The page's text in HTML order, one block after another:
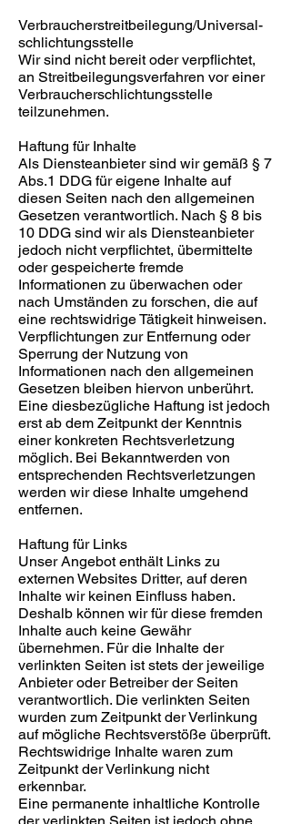
Verbraucher­streit­beilegung/Universal­
schlichtungs­stelle
Wir sind nicht bereit oder verpflichtet,
an Streitbeilegungsverfahren vor einer
Verbraucherschlichtungsstelle
teilzunehmen.
‍Haftung für Inhalte
Als Diensteanbieter sind wir gemäß § 7
Abs.1 DDG für eigene Inhalte auf
diesen Seiten nach den allgemeinen
Gesetzen verantwortlich. Nach § 8 bis
10 DDG sind wir als Diensteanbieter
jedoch nicht verpflichtet, übermittelte
oder gespeicherte fremde
Informationen zu überwachen oder
nach Umständen zu forschen, die auf
eine rechtswidrige Tätigkeit hinweisen.
Verpflichtungen zur Entfernung oder
Sperrung der Nutzung von
Informationen nach den allgemeinen
Gesetzen bleiben hiervon unberührt.
Eine diesbezügliche Haftung ist jedoch
erst ab dem Zeitpunkt der Kenntnis
einer konkreten Rechtsverletzung
möglich. Bei Bekanntwerden von
entsprechenden Rechtsverletzungen
werden wir diese Inhalte umgehend
entfernen.
Haftung für Links
Unser Angebot enthält Links zu
externen Websites Dritter, auf deren
Inhalte wir keinen Einfluss haben.
Deshalb können wir für diese fremden
Inhalte auch keine Gewähr
übernehmen. Für die Inhalte der
verlinkten Seiten ist stets der jeweilige
Anbieter oder Betreiber der Seiten
verantwortlich. Die verlinkten Seiten
wurden zum Zeitpunkt der Verlinkung
auf mögliche Rechtsverstöße überprüft.
Rechtswidrige Inhalte waren zum
Zeitpunkt der Verlinkung nicht
erkennbar.
Eine permanente inhaltliche Kontrolle